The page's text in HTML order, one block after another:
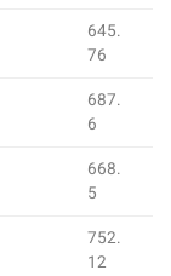
645.
76
687.
6
668.
5
752.
12